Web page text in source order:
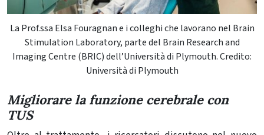
La Prof.ssa Elsa Fouragnan e i colleghi che lavorano nel Brain
Stimulation Laboratory, parte del Brain Research and
Imaging Centre (BRIC) dell’Università di Plymouth. Credito:
Università di Plymouth
Migliorare la funzione cerebrale con
TUS